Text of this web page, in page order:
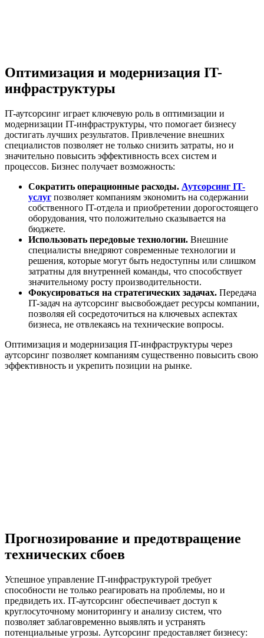
Оптимизация и модернизация IT-
инфраструктуры
IT-аутсорсинг играет ключевую роль в оптимизации и
модернизации IT-инфраструктуры, что помогает бизнесу
достигать лучших результатов. Привлечение внешних
специалистов позволяет не только снизить затраты, но и
значительно повысить эффективность всех систем и
процессов. Бизнес получает возможность:
Сократить операционные расходы. Аутсорсинг IT-
услуг позволяет компаниям экономить на содержании
собственного IT-отдела и приобретении дорогостоящего
оборудования, что положительно сказывается на
бюджете.
Использовать передовые технологии. Внешние
специалисты внедряют современные технологии и
решения, которые могут быть недоступны или слишком
затратны для внутренней команды, что способствует
значительному росту производительности.
Фокусироваться на стратегических задачах. Передача
IT-задач на аутсорсинг высвобождает ресурсы компании,
позволяя ей сосредоточиться на ключевых аспектах
бизнеса, не отвлекаясь на технические вопросы.
Оптимизация и модернизация IT-инфраструктуры через
аутсорсинг позволяет компаниям существенно повысить свою
эффективность и укрепить позиции на рынке.
Прогнозирование и предотвращение
технических сбоев
Успешное управление IT-инфраструктурой требует
способности не только реагировать на проблемы, но и
предвидеть их. IT-аутсорсинг обеспечивает доступ к
круглосуточному мониторингу и анализу систем, что
позволяет заблаговременно выявлять и устранять
потенциальные угрозы. Аутсорсинг предоставляет бизнесу: